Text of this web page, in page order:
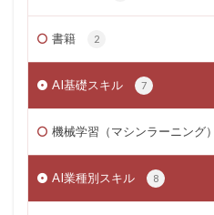
書籍 2
AI基礎スキル 7
機械学習（マシンラーニング）
AI業種別スキル 8